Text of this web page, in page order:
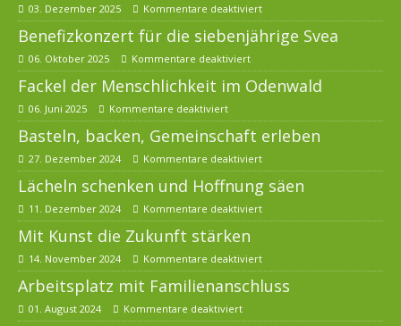
03. Dezember 2025 Kommentare deaktiviert
Benefizkonzert für die siebenjährige Svea
06. Oktober 2025 Kommentare deaktiviert
Fackel der Menschlichkeit im Odenwald
06. Juni 2025 Kommentare deaktiviert
Basteln, backen, Gemeinschaft erleben
27. Dezember 2024 Kommentare deaktiviert
Lächeln schenken und Hoffnung säen
11. Dezember 2024 Kommentare deaktiviert
Mit Kunst die Zukunft stärken
14. November 2024 Kommentare deaktiviert
Arbeitsplatz mit Familienanschluss
01. August 2024 Kommentare deaktiviert